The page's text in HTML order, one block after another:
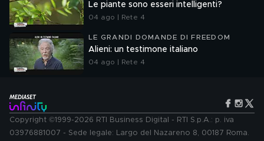
Le piante sono esseri intelligenti?
04 ago | Rete 4
LE GRANDI DOMANDE DI FREEDOM
Alieni: un testimone italiano
04 ago | Rete 4
Copyright ©1999-2026 RTI Business Digital - RTI S.p.A.: p. iva
03976881007 - Sede legale: Largo del Nazareno 8, 00187 Roma.